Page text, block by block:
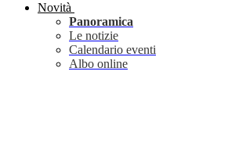
Novità
Panoramica
Le notizie
Calendario eventi
Albo online